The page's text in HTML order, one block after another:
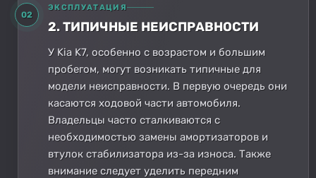
02
ЭКСПЛУАТАЦИЯ
2. ТИПИЧНЫЕ НЕИСПРАВНОСТИ
У Kia K7, особенно с возрастом и большим
пробегом, могут возникать типичные для
модели неисправности. В первую очередь они
касаются ходовой части автомобиля.
Владельцы часто сталкиваются с
необходимостью замены амортизаторов и
втулок стабилизатора из-за износа. Также
внимание следует уделить передним